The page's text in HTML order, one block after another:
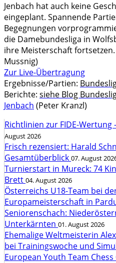
Jenbach hat auch keine
eingeplant. Spannende
Begegnungen
die Damebundesliga in
ihre Meisterschaft
Mussnig)
Zur Live-Übertragung
Ergebnisse/Partien:
Berichte: siehe Blog
Jenbach (Peter Kranzl)
Richtlinien zur FIDE-Wertung
August 2026
Frisch rezensiert: Harald
Gesamtüberblick 07. August
Turnierstart in Mureck: 74
Brett 04. August 2026
Österreichs U18-Team bei
Europameisterschaft in
Seniorenschach:
Unterkärnten 01. August 2026
Ehemalige Weltmeisterin
bei Trainingswoche und
European Youth Team